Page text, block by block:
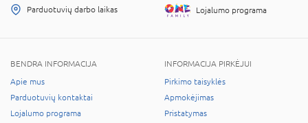
Parduotuvių darbo laikas Lojalumo programa
BENDRA INFORMACIJA
Apie mus
Parduotuvių kontaktai
Lojalumo programa
INFORMACIJA PIRKĖJUI
Pirkimo taisyklės
Apmokėjimas
Pristatymas